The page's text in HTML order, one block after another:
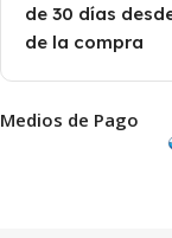
de 30 días
de la compra
Medios de Pago